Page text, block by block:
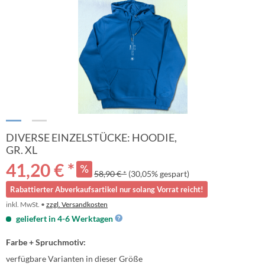
DIVERSE EINZELSTÜCKE: HOODIE,
GR. XL
41,20 € * 58,90 € * (30,05% gespart)
Rabattierter Abverkaufsartikel nur solang Vorrat reicht!
inkl. MwSt. • zzgl. Versandkosten
geliefert in 4-6 Werktagen
Farbe + Spruchmotiv:
verfügbare Varianten in dieser Größe